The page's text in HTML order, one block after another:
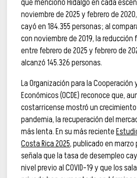
que mencionó Hidalgo en cada
noviembre de 2025 y febrero de
cayó en 184.355 personas; al
con noviembre de 2019, la reducción
entre febrero de 2025 y febrero de
alcanzó 145.326 personas.
La Organización para la Cooperación
Económicos (OCDE) reconoce que,
costarricense mostró un
pandemia, la recuperación del
más lenta. En su más reciente
Costa Rica 2025, publicado en marzo
señala que la tasa de desempleo
nivel previo al COVID-19 y que los